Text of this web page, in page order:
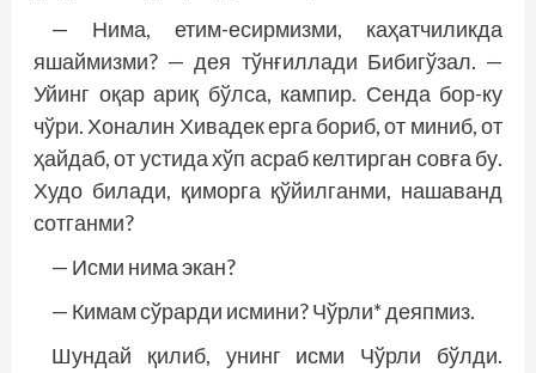
— Нима, етим-есирмизми, каҳатчиликда
яшаймизми? — дея тўнғиллади Бибигўзал. —
Уйинг оқар ариқ бўлса, кампир. Сенда бор-ку
чўри. Хоналин Хивадек ерга бориб, от миниб, от
ҳайдаб, от устида хўп асраб келтирган совға бу.
Худо билади, қиморга қўйилганми, нашаванд
сотганми?
— Исми нима экан?
— Кимам сўрарди исмини? Чўрли* деяпмиз.
Шундай қилиб, унинг исми Чўрли бўлди.